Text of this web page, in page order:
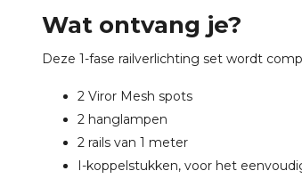
Wat ontvang je?
Deze 1-fase railverlichting set wordt
2 Viror Mesh spots
2 hanglampen
2 rails van 1 meter
I-koppelstukken, voor het